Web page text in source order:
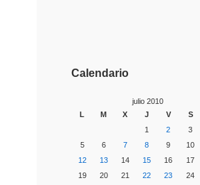
Calendario
julio 2010
L
M X J V S
1
2 3
5
6 7 8 9 10
12
13 14 15 16 17
19
20 21 22 23 24